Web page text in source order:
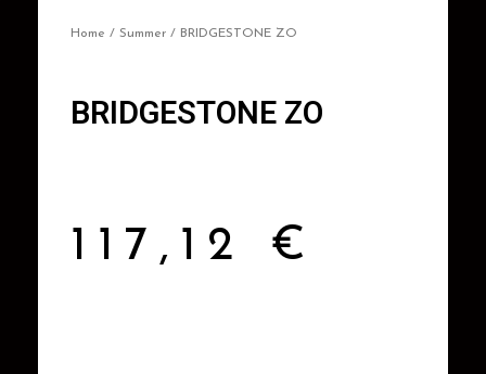
Home / Summer / BRIDGESTONE ZO
BRIDGESTONE ZO
117,12 €